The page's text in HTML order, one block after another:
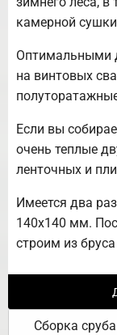
камерной
Оптимальными
на винтовых
Если вы
очень теплые
ленточных и
Имеется два
140х140 мм.
строим из
Сборка